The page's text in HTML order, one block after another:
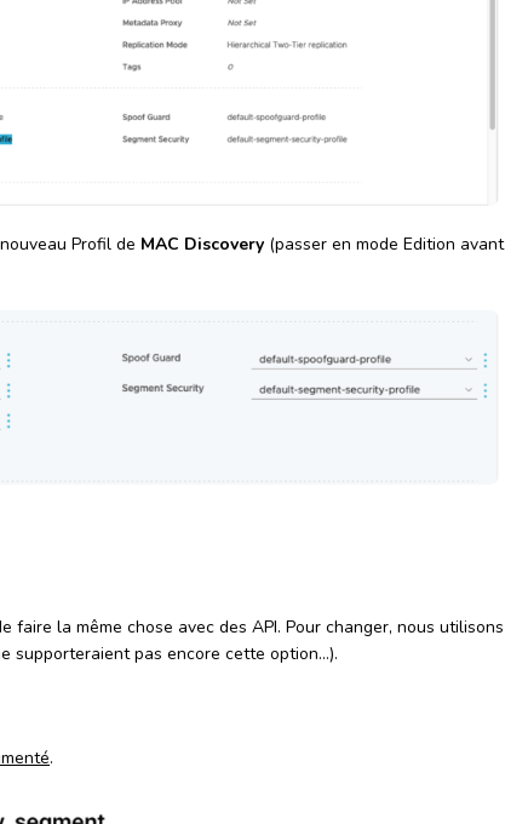
Profil de MAC Discovery (passer en mode Edition avant
la même chose avec des API. Pour changer, nous utilisons
supporteraient pas encore cette option…).
.